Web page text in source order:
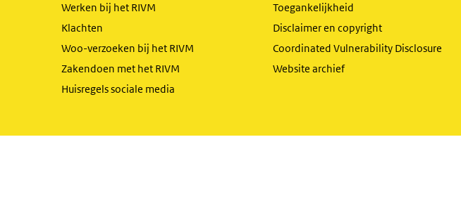
Werken bij het RIVM
Klachten
Woo-verzoeken bij het RIVM
Zakendoen met het RIVM
Huisregels sociale media
Toegankelijkheid
Disclaimer en copyright
Coordinated Vulnerability Disclosure
Website archief